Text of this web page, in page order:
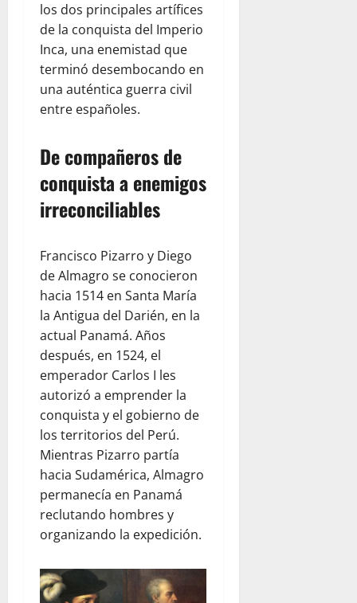
los dos principales artífices
de la conquista del Imperio
Inca, una enemistad que
terminó desembocando en
una auténtica guerra civil
entre españoles.
De compañeros de
conquista a enemigos
irreconciliables
Francisco Pizarro y Diego
de Almagro se conocieron
hacia 1514 en Santa María
la Antigua del Darién, en la
actual Panamá. Años
después, en 1524, el
emperador Carlos I les
autorizó a emprender la
conquista y el gobierno de
los territorios del Perú.
Mientras Pizarro partía
hacia Sudamérica, Almagro
permanecía en Panamá
reclutando hombres y
organizando la expedición.